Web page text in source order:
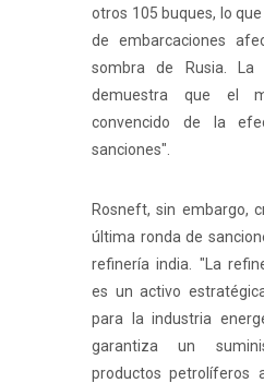
otros 105 buques, lo
de embarcaciones
sombra de Rusia.
demuestra que el
convencido de la
sanciones".
Rosneft, sin embargo,
última ronda de
refinería india. "La
es un activo
para la industria
garantiza un
productos petrolíferos